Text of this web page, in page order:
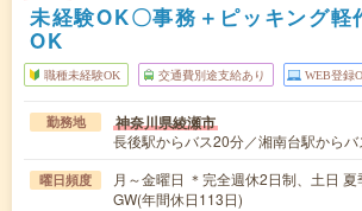
未経験OK〇事務＋ピッキング軽
OK
職種未経験OK 交通費別途支給あり WEB登録
勤務地 神奈川県綾瀬市
長後駅からバス20分／湘南台駅から
曜日頻度
月～金曜日 ＊完全週休2日制、土日 夏
GW(年間休日113日)